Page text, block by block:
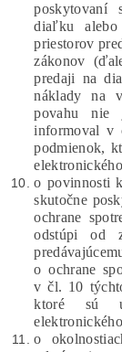
poskytovaní
diaľku alebo
priestorov
zákonov
predaji na
náklady na
povahu nie
informoval v
podmienok,
o povinnosti
skutočne
ochrane
odstúpi od
o ochrane
v čl. 10
ktoré sú
o